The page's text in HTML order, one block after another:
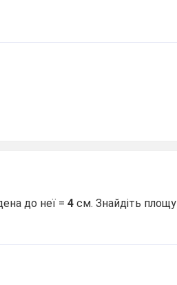
до неї =4см. Знайдіть площу